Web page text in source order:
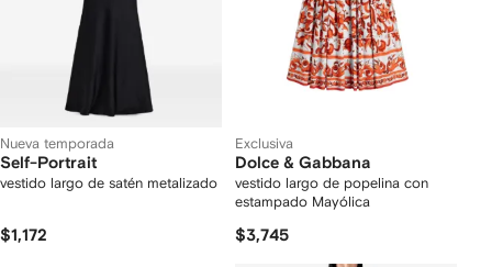
Nueva temporada
Self-Portrait
vestido largo de satén metalizado
$1,172
Exclusiva
Dolce & Gabbana
vestido largo de popelina con
estampado Mayólica
$3,745